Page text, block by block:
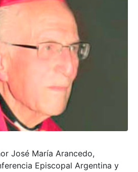
José María Arancedo,
Episcopal Argentina y